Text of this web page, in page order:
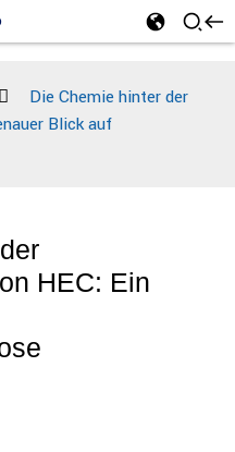
Die Chemie hinter der
Blick auf
HEC: Ein